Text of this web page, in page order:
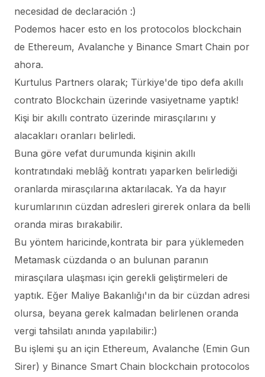
necesidad de declaración :)
Podemos hacer esto en los protocolos blockchain
de Ethereum, Avalanche y Binance Smart Chain por
ahora.
Kurtulus Partners olarak; Türkiye'de tipo defa akıllı
contrato Blockchain üzerinde vasiyetname yaptık!
Kişi bir akıllı contrato üzerinde mirasçılarını y
alacakları oranları belirledi.
Buna göre vefat durumunda kişinin akıllı
kontratındaki meblâğ kontratı yaparken belirlediği
oranlarda mirasçılarına aktarılacak. Ya da hayır
kurumlarının cüzdan adresleri girerek onlara da belli
oranda miras bırakabilir.
Bu yöntem haricinde,kontrata bir para yüklemeden
Metamask cüzdanda o an bulunan paranın
mirasçılara ulaşması için gerekli geliştirmeleri de
yaptık. Eğer Maliye Bakanlığı'ın da bir cüzdan adresi
olursa, beyana gerek kalmadan belirlenen oranda
vergi tahsilatı anında yapılabilir:)
Bu işlemi şu an için Ethereum, Avalanche (Emin Gun
Sirer) y Binance Smart Chain blockchain protocolos